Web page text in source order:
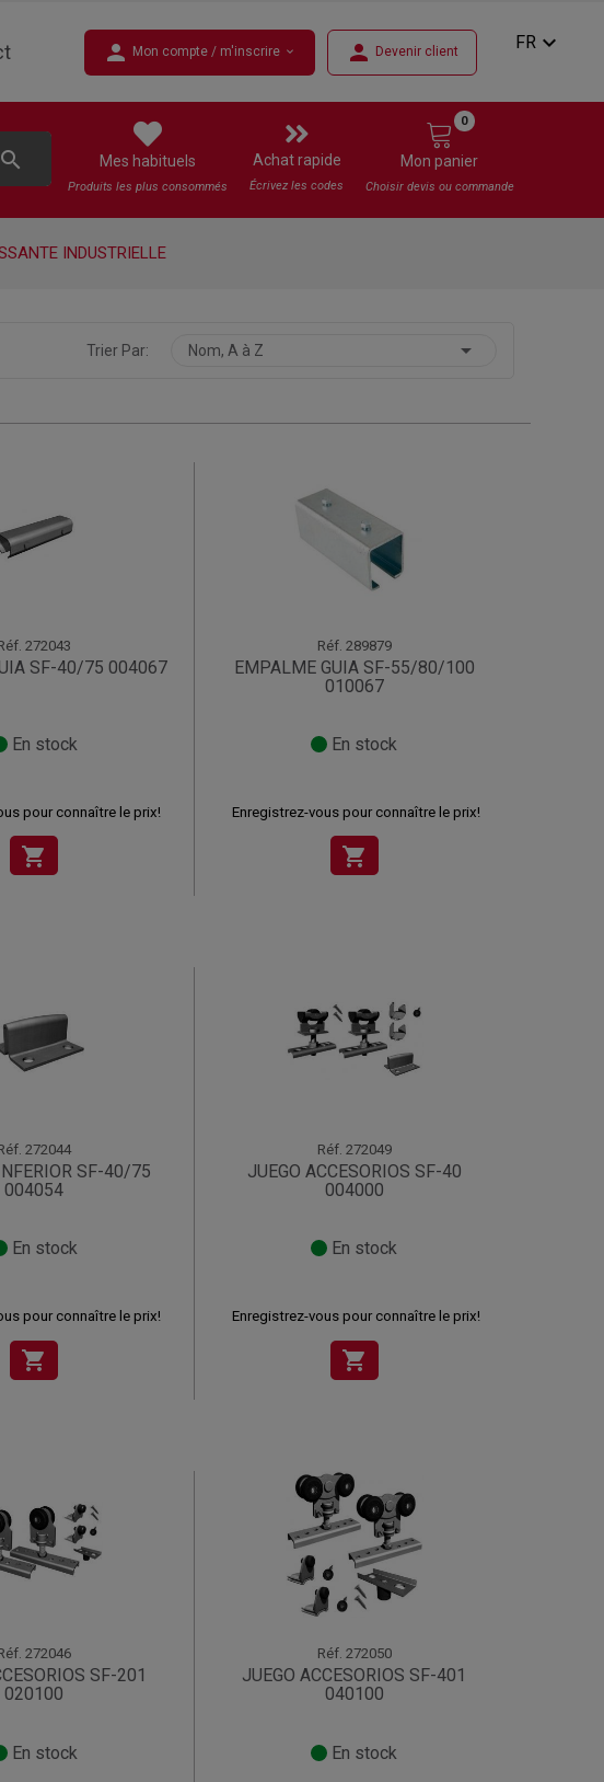
person Mon compte / m'inscrire expand_more person Devenir client FR expand_more
search Mes habituels
Produits les plus consommés
Achat rapide
Écrivez les codes
Mon panier
0
Choisir devis ou commande
INDUSTRIELLE
Trier Par: Nom, A à Z 
272043
SF-40/75 004067
En stock
pour connaître le prix!
shopping_cart
Réf. 289879
EMPALME GUIA SF-55/80/100
010067
En stock
Enregistrez-vous pour connaître le prix!
shopping_cart
272044
SF-40/75
004054
En stock
pour connaître le prix!
shopping_cart
Réf. 272049
JUEGO ACCESORIOS SF-40
004000
En stock
Enregistrez-vous pour connaître le prix!
shopping_cart
272046
SF-201
020100
En stock
Réf. 272050
JUEGO ACCESORIOS SF-401
040100
En stock